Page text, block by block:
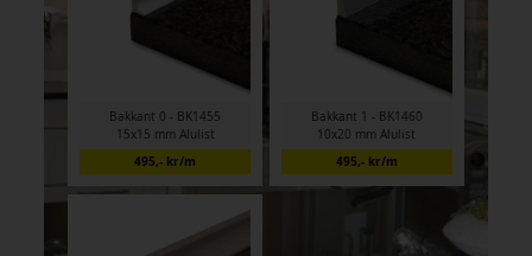
Bakkant 0 - BK1455
15x15 mm Alulist
495,- kr/m
Bakkant 1 - BK1460
10x20 mm Alulist
495,- kr/m